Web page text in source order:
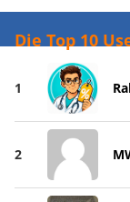
Die Top 10
1
2